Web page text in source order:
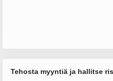
Tehosta myyntiä ja hallitse